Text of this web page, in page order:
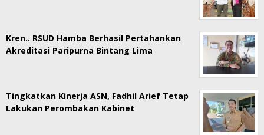
Kren.. RSUD Hamba Berhasil Pertahankan
Akreditasi Paripurna Bintang Lima
Tingkatkan Kinerja ASN, Fadhil Arief Tetap
Lakukan Perombakan Kabinet